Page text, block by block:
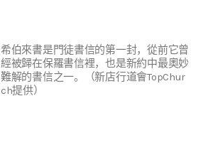
希伯來書是門徒書信的第一封，從前它曾
經被歸在保羅書信裡，也是新約中最奧妙
難解的書信之一。（新店行道會TopChur
ch提供）